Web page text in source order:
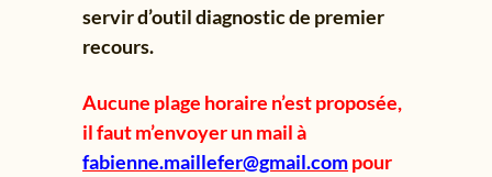
servir d’outil diagnostic de premier
recours.
Aucune plage horaire n’est proposée,
il faut m’envoyer un mail à
fabienne.maillefer@gmail.compour